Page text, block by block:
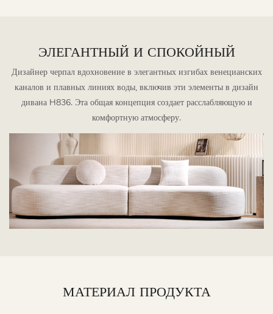
ЭЛЕГАНТНЫЙ И СПОКОЙНЫЙ
Дизайнер черпал вдохновение в элегантных изгибах венецианских
каналов и плавных линиях воды, включив эти элементы в дизайн
дивана H836. Эта общая концепция создает расслабляющую и
комфортную атмосферу.
МАТЕРИАЛ ПРОДУКТА